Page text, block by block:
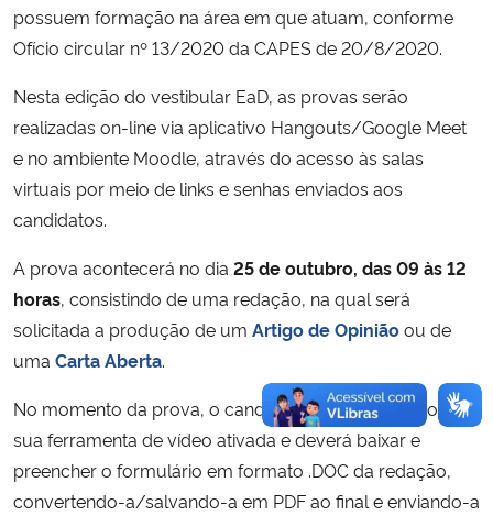
possuem formação na área em que atuam, conforme
Ofício circular nº 13/2020 da CAPES de 20/8/2020.
Nesta edição do vestibular EaD, as provas serão
realizadas on-line via aplicativo Hangouts/Google Meet
e no ambiente Moodle, através do acesso às salas
virtuais por meio de links e senhas enviados aos
candidatos.
A prova acontecerá no dia 25 de outubro, das 09 às 12
horas, consistindo de uma redação, na qual será
solicitada a produção de um Artigo de Opiniãoou de
uma Carta Aberta.
No momento da prova, o candidato deverá estar com
sua ferramenta de vídeo ativada e deverá baixar e
preencher o formulário em formato .DOC da redação,
convertendo-a/salvando-a em PDF ao final e enviando-a